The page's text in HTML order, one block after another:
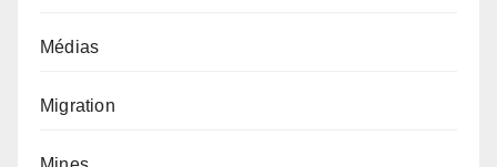
Médias
Migration